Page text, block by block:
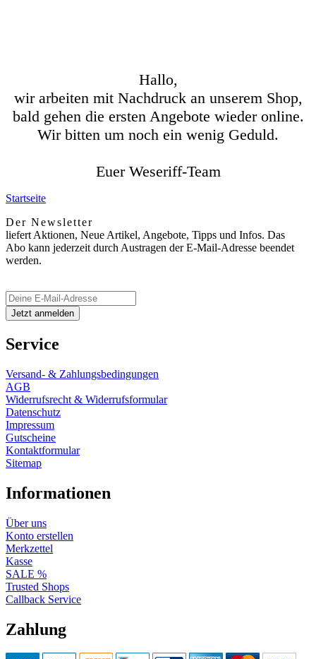
Hallo,
wir arbeiten mit Nachdruck an unserem Shop,
bald gehen die ersten Angebote wieder online.
Wir bitten um noch ein wenig Geduld.
Euer Weseriff-Team
Startseite
Der Newsletter
liefert Aktionen, Neue Artikel, Angebote, Tipps und Infos. Das
Abo kann jederzeit durch Austragen der E-Mail-Adresse beendet
werden.
Service
Versand- & Zahlungsbedingungen
AGB
Widerrufsrecht & Widerrufsformular
Datenschutz
Impressum
Gutscheine
Kontaktformular
Sitemap
Informationen
Über uns
Konto erstellen
Merkzettel
Kasse
SALE %
Trusted Shops
Callback Service
Zahlung